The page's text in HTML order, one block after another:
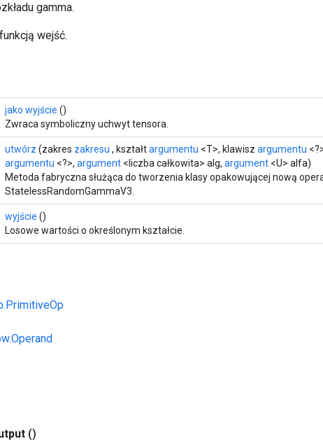
gamma.
wejść.
jako wyjście ()
Zwraca symboliczny uchwyt tensora.
utwórz (zakres zakresu , kształtargumentu <T>, klawisz argumentu
argumentu <?>, argument <liczba całkowita> alg, argument <U> alfa)
Metoda fabryczna służąca do tworzenia klasy opakowującej nową
StatelessRandomGammaV3.
wyjście ()
Losowe wartości o określonym kształcie.
()